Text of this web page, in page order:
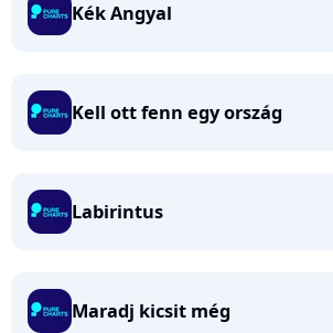
Kék Angyal
Kell ott fenn egy ország
Labirintus
Maradj kicsit még